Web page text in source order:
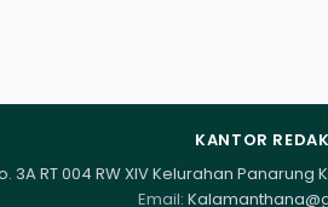
KANTOR
3A RT 004 RW XIV Kelurahan
Email: